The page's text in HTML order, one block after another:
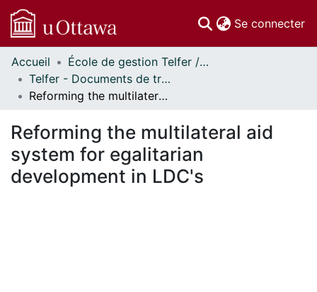
Se connecter
Communautés
et collections
Parcourir
À propos
Accueil
École de gestion Telfer // Telfer School of Management
Telfer - Documents de travail // Telfer - Working Papers
Reforming the multilateral aid system for egalitarian development in LDC's
Reforming the multilateral aid
system for egalitarian
development in LDC's